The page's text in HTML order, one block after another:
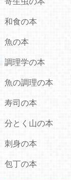
和食の本
魚の本
調理学の本
魚の調理の本
寿司の本
分とく山の本
刺身の本
包丁の本